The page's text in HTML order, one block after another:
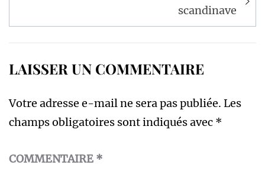
scandinave
LAISSER UN COMMENTAIRE
Votre adresse e-mail ne sera pas publiée. Les
champs obligatoires sont indiqués avec *
COMMENTAIRE *